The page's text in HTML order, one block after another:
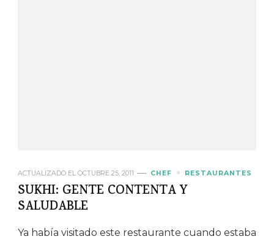
ACTUALIZADO EL OCTUBRE 25, 2011 CHEF RESTAURANTES
SUKHI: GENTE CONTENTA Y
SALUDABLE
Ya había visitado este restaurante cuando estaba